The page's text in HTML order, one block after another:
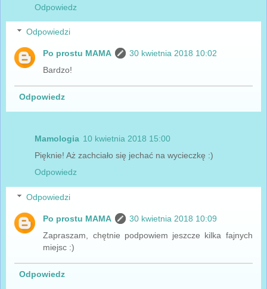
Odpowiedz
Odpowiedzi
Po prostu MAMA
30 kwietnia 2018 10:02
Bardzo!
Odpowiedz
Mamologia 10 kwietnia 2018 15:00
Pięknie! Aż zachciało się jechać na wycieczkę :)
Odpowiedz
Odpowiedzi
Po prostu MAMA
30 kwietnia 2018 10:09
Zapraszam, chętnie podpowiem jeszcze kilka fajnych
miejsc :)
Odpowiedz